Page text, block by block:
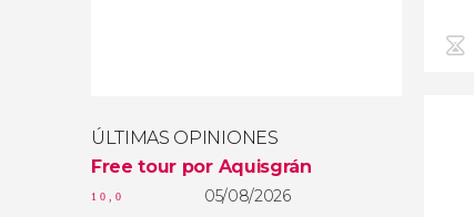
ÚLTIMAS OPINIONES
Free tour por Aquisgrán
10,0
05/08/2026